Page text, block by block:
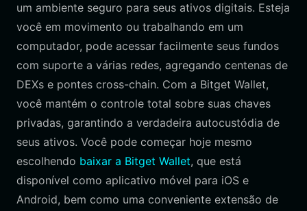
um ambiente seguro para seus ativos digitais. Esteja
você em movimento ou trabalhando em um
computador, pode acessar facilmente seus fundos
com suporte a várias redes, agregando centenas de
DEXs e pontes cross-chain. Com a Bitget Wallet,
você mantém o controle total sobre suas chaves
privadas, garantindo a verdadeira autocustódia de
seus ativos. Você pode começar hoje mesmo
escolhendo baixar a Bitget Wallet, que está
disponível como aplicativo móvel para iOS e
Android, bem como uma conveniente extensão de